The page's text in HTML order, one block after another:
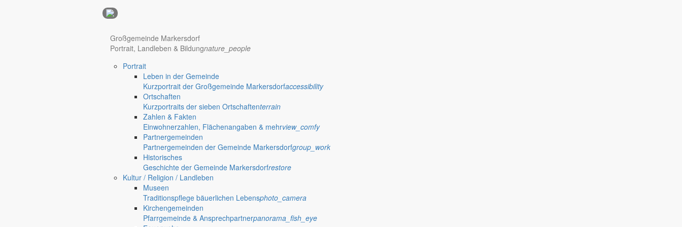
Hotel Nürnberg
Regional werben auf markersdorf.de! anzeigen@gemeinde-markersdorf.de
Großgemeinde Markersdorf
Portrait, Landleben & Bildungnature_people
Portrait
Leben in der Gemeinde
Kurzportrait der Großgemeinde Markersdorfaccessibility
Ortschaften
Kurzportraits der sieben Ortschaftenterrain
Zahlen & Fakten
Einwohnerzahlen, Flächenangaben & mehrview_comfy
Partnergemeinden
Partnergemeinden der Gemeinde Markersdorfgroup_work
Historisches
Geschichte der Gemeinde Markersdorfrestore
Kultur / Religion / Landleben
Museen
Traditionspflege bäuerlichen Lebensphoto_camera
Kirchengemeinden
Pfarrgemeinde & Ansprechpartnerpanorama_fish_eye
Deutsch-Paulsdorf
Jauernick-Buschbach